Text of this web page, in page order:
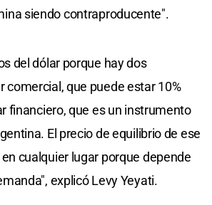
siendo contraproducente".
del dólar porque hay dos
comercial, que puede estar 10%
financiero, que es un instrumento
El precio de equilibrio de ese
cualquier lugar porque depende
explicó Levy Yeyati.